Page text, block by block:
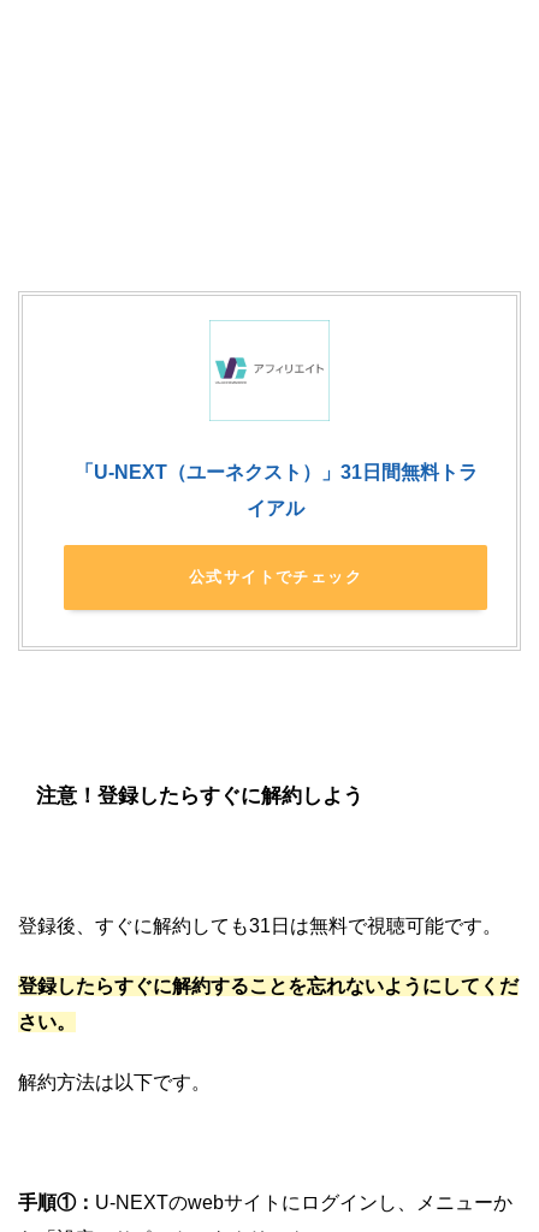
「U-NEXT（ユーネクスト）」31日間無料トラ
イアル
公式サイトでチェック
注意！登録したらすぐに解約しよう
登録後、すぐに解約しても31日は無料で視聴可能です。
登録したらすぐに解約することを忘れないようにしてくだ
さい。
解約方法は以下です。
手順①： U-NEXTのwebサイトにログインし、メニューか